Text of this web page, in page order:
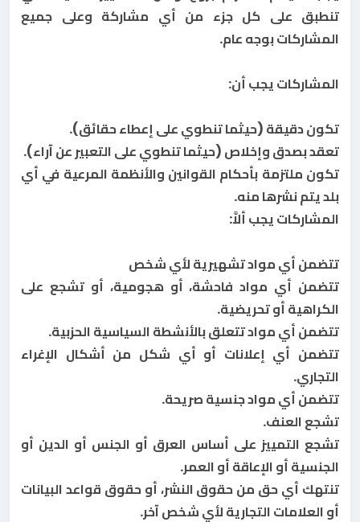
تنطبق على كل جزء من أي مشاركة وعلى جميع
المشاركات بوجه عام.
المشاركات يجب أن:
تكون دقيقة (حيثما تنطوي على إعطاء حقائق).
تعقد بصدق وإخلاص (حيثما تنطوي على التعبير عن آراء).
تكون ملتزمة بأحكام القوانين والأنظمة المرعية في أي
بلد يتم نشرها منه.
المشاركات يجب ألاَّ:
تتضمن أي مواد تشهيرية لأي شخص
تتضمن أي مواد فاحشة، أو هجومية، أو تشجع على
الكراهية أو تحريضية.
تتضمن أي مواد تتعلق بالأنشطة السياسية الحزبية.
تتضمن أي إعلانات أو أي شكل من أشكال الإغراء
التجاري.
تتضمن أي مواد جنسية صريحة.
تشجع العنف.
تشجع التمييز على أساس العرق أو الجنس أو الدين أو
الجنسية أو الإعاقة أو العمر.
تنتهك أي حق من حقوق النشر، أو حقوق قواعد البيانات
أو العلامات التجارية لأي شخص آخر.